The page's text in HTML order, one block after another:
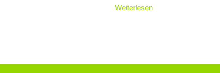
Weiterlesen